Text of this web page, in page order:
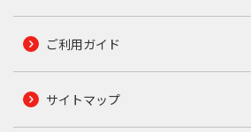
ご利用ガイド
サイトマップ